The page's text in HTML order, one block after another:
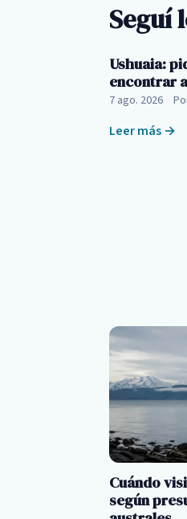
Seguí
Ushuaia:
encontrar
7 ago. 2026
Leer más →
Cuándo
según